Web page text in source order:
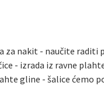
za nakit - naučite
- izrada iz ravne
gline - šalice ćemo